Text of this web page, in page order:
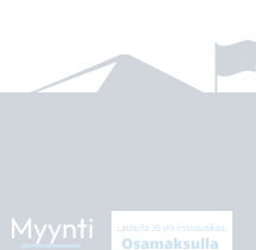
Myynti